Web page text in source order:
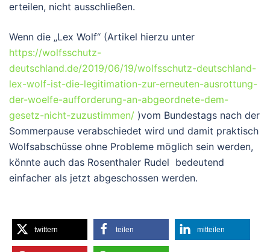
erteilen, nicht ausschließen.
Wenn die „Lex Wolf“ (Artikel hierzu unter
https://wolfsschutz-
deutschland.de/2019/06/19/wolfsschutz-deutschland-
lex-wolf-ist-die-legitimation-zur-erneuten-ausrottung-
der-woelfe-aufforderung-an-abgeordnete-dem-
gesetz-nicht-zuzustimmen/ )vom Bundestags nach der
Sommerpause verabschiedet wird und damit praktisch
Wolfsabschüsse ohne Probleme möglich sein werden,
könnte auch das Rosenthaler Rudel bedeutend
einfacher als jetzt abgeschossen werden.
twittern teilen mitteilen